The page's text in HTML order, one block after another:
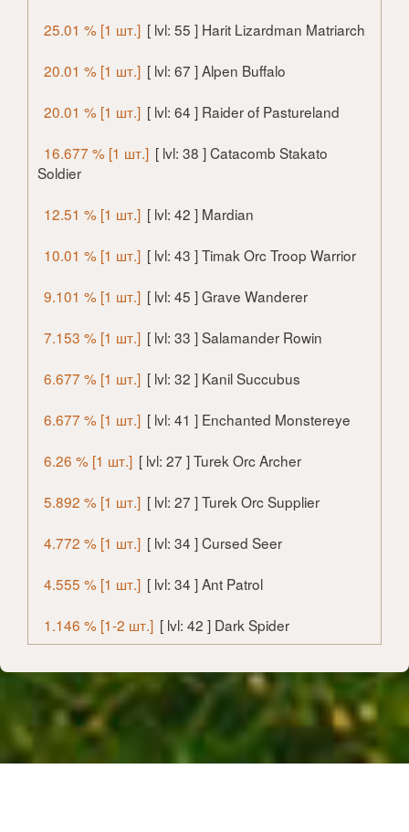
25.01 % [1 шт.] [ lvl: 55 ] Harit Lizardman Matriarch
20.01 % [1 шт.] [ lvl: 67 ] Alpen Buffalo
20.01 % [1 шт.] [ lvl: 64 ] Raider of Pastureland
16.677 % [1 шт.] [ lvl: 38 ] Catacomb Stakato
Soldier
12.51 % [1 шт.] [ lvl: 42 ] Mardian
10.01 % [1 шт.] [ lvl: 43 ] Timak Orc Troop Warrior
9.101 % [1 шт.] [ lvl: 45 ] Grave Wanderer
7.153 % [1 шт.] [ lvl: 33 ] Salamander Rowin
6.677 % [1 шт.] [ lvl: 32 ] Kanil Succubus
6.677 % [1 шт.] [ lvl: 41 ] Enchanted Monstereye
6.26 % [1 шт.] [ lvl: 27 ] Turek Orc Archer
5.892 % [1 шт.] [ lvl: 27 ] Turek Orc Supplier
4.772 % [1 шт.] [ lvl: 34 ] Cursed Seer
4.555 % [1 шт.] [ lvl: 34 ] Ant Patrol
1.146 % [1-2 шт.] [ lvl: 42 ] Dark Spider